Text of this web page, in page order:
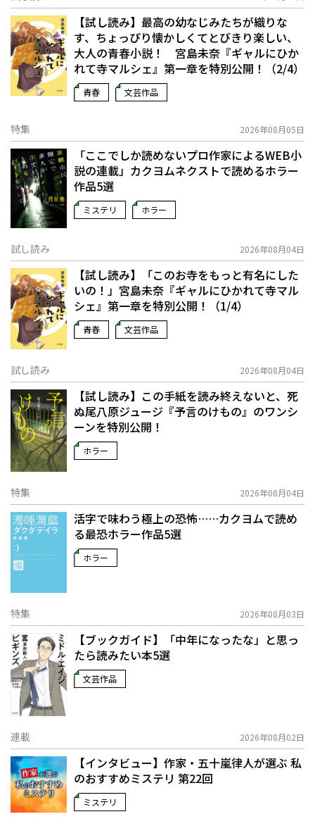
【試し読み】最高の幼なじみたちが織りな
す、ちょっぴり懐かしくてとびきり楽しい、
大人の青春小説！ 宮島未奈『ギャルにひか
れて寺マルシェ』第一章を特別公開！（2/4）
青春 文芸作品
特集 2026年08月05日
「ここでしか読めないプロ作家によるWEB小
説の連載」――カクヨムネクストで読めるホラー
作品5選
ミステリ ホラー
試し読み 2026年08月04日
【試し読み】「このお寺をもっと有名にした
いの！」宮島未奈『ギャルにひかれて寺マル
シェ』第一章を特別公開！（1/4）
青春 文芸作品
試し読み 2026年08月04日
【試し読み】この手紙を読み終えないと、死
ぬ――尾八原ジュージ『予言のけもの』のワンシ
ーンを特別公開！
ホラー
特集 2026年08月04日
活字で味わう極上の恐怖……カクヨムで読め
る最恐ホラー作品5選
ホラー
特集 2026年08月03日
【ブックガイド】「中年になったな」と思っ
たら読みたい本5選
文芸作品
連載 2026年08月02日
【インタビュー】作家・五十嵐律人が選ぶ 私
のおすすめミステリ 第22回
ミステリ